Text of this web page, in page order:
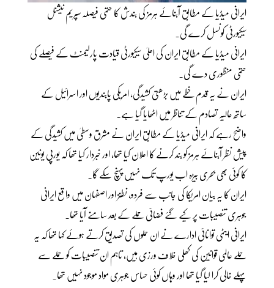
ایرانی میڈیا کے مطابق آبنائے ہرمز کی بندش کا حتمی فیصلہ سپریم نیشنل
سیکیورٹی کونسل کرے گی۔
ایرانی میڈیا کے مطابق ایران کی اعلیٰ سیکیورٹی قیادت پارلیمنٹ کے فیصلے کی
حتمی منظوری دے گی۔
ایران نے یہ قدم خطے میں بڑھتی کشیدگی، امریکی پابندیوں اور اسرائیل کے
ساتھ حالیہ تصادم کے تناظر میں اٹھایا گیا ہے۔
واضح رہے کہ ایرانی میڈیا کے مطابق ایران نے مشرق وسطیٰ میں کشیدگی کے
پیش نظر آبنائے ہرمز کو بند کرنے کا اعلان کیا تھا، اور خبردار کیا تھا کہ یورپی یونین
کا کوئی بھی بحری بیڑہ اب یورپ تک نہیں پہنچ سکے گا۔
ایران کا یہ بیان امریکا کی جانب سے فردو، نطنز اور اصفہان میں واقع ایرانی
جوہری تنصیبات پر کیے گئے فضائی حملے کے بعد سامنے آیا تھا۔
ایرانی ایٹمی توانائی ادارے نے ان حملوں کی تصدیق کرتے ہوئے کہا تھا کہ یہ
حملے عالمی قوانین کی کھلی خلاف ورزی ہیں، تاہم ان تنصیبات کو حملے سے
پہلے خالی کرا لیا گیا تھا اور وہاں کوئی حساس جوہری مواد موجود نہیں تھا۔